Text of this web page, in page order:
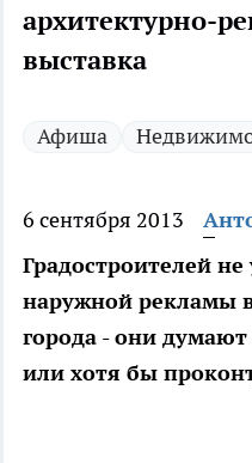
архитектурно-
выставка
Афиша
6 сентября 2013
Градостроителей не
наружной рекламы
города - они
или хотя бы